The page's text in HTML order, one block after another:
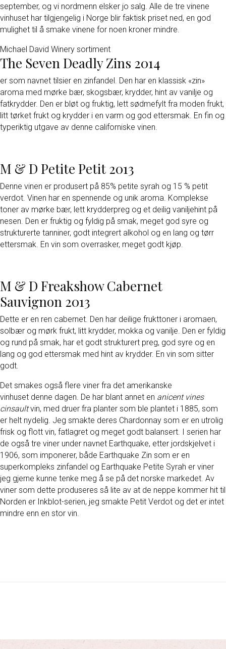
september, og vi nordmenn elsker jo salg. Alle de tre vinene
vinhuset har tilgjengelig i Norge blir faktisk priset ned, en god
mulighet til å smake vinene for noen kroner mindre.
Michael David Winery sortiment
The Seven Deadly Zins 2014
er som navnet tilsier en zinfandel. Den har en klassisk «zin»
aroma med mørke bær, skogsbær, krydder, hint av vanilje og
fatkrydder. Den er bløt og fruktig, lett sødmefylt fra moden frukt,
litt tørket frukt og krydder i en varm og god ettersmak. En fin og
typeriktig utgave av denne californiske vinen.
M & D Petite Petit 2013
Denne vinen er produsert på 85% petite syrah og 15 % petit
verdot. Vinen har en spennende og unik aroma. Komplekse
toner av mørke bær, lett krydderpreg og et deilig vaniljehint på
nesen. Den er fruktig og fyldig på smak, meget god syre og
strukturerte tanniner, godt integrert alkohol og en lang og tørr
ettersmak. En vin som overrasker, meget godt kjøp.
M & D Freakshow Cabernet
Sauvignon 2013
Dette er en ren cabernet. Den har deilige frukttoner i aromaen,
solbær og mørk frukt, litt krydder, mokka og vanilje. Den er fyldig
og rund på smak, har et godt strukturert preg, god syre og en
lang og god ettersmak med hint av krydder. En vin som sitter
godt.
Det smakes også flere viner fra det amerikanske
vinhuset denne dagen. De har blant annet en anicent vines
cinsaultvin, med druer fra planter som ble plantet i 1885, som
er helt nydelig. Jeg smakte deres Chardonnay som er en utrolig
frisk og flott vin, fatlagret og meget godt balansert. I serien har
de også tre viner under navnet Earthquake, etter jordskjelvet i
1906, som imponerer, både Earthquake Zin som er en
superkompleks zinfandel og Earthquake Petite Syrah er viner
jeg gjerne kunne tenke meg å se på det norske markedet. Av
viner som dette produseres så lite av at de neppe kommer hit til
Norden er Inkblot-serien, jeg smakte Petit Verdot og det er intet
mindre enn en stor vin.